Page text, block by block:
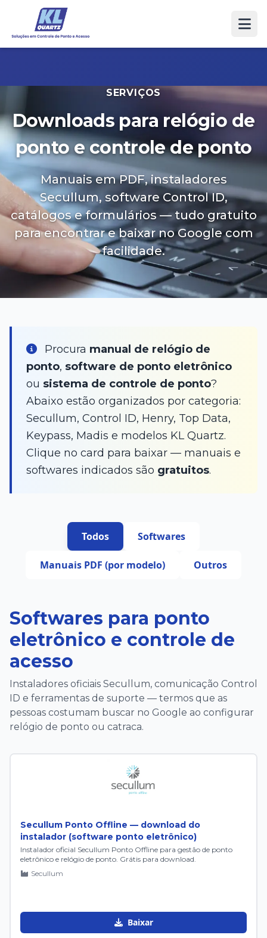
SERVIÇOS
Downloads para relógio de
ponto e controle de ponto
Manuais em PDF, instaladores
Secullum, software Control ID,
catálogos e formulários — tudo gratuito
para encontrar e baixar no Google com
facilidade.
Procura manual de relógio de
ponto, software de ponto eletrônico
ou sistema de controle de ponto?
Abaixo estão organizados por categoria:
Secullum, Control ID, Henry, Top Data,
Keypass, Madis e modelos KL Quartz.
Clique no card para baixar — manuais e
softwares indicados são gratuitos.
Todos Softwares
Manuais PDF (por modelo) Outros
Softwares para ponto
eletrônico e controle de
acesso
Instaladores oficiais Secullum, comunicação Control
ID e ferramentas de suporte — termos que as
pessoas costumam buscar no Google ao configurar
relógio de ponto ou catraca.
Secullum Ponto Offline — download do
instalador (software ponto eletrônico)
Instalador oficial Secullum Ponto Offline para gestão de ponto
eletrônico e relógio de ponto. Grátis para download.
Secullum
Baixar